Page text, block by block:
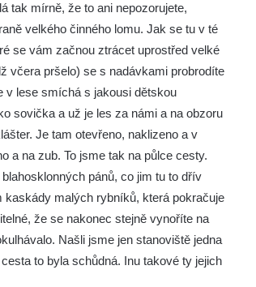
tak mírně, že to ani nepozorujete,
velkého činného lomu. Jak se tu v té
se vám začnou ztrácet uprostřed velké
včera pršelo) se s nadávkami probrodíte
v lese smíchá s jakousi dětskou
sovička a už je les za námi a na obzoru
Je tam otevřeno, naklizeno a v
a na zub. To jsme tak na půlce cesty.
pánů, co jim tu to dřív
malých rybníků, která pokračuje
že se nakonec stejně vynoříte na
Našli jsme jen stanoviště jedna
to byla schůdná. Inu takové ty jejich